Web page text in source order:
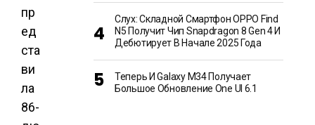
пр
ед
ста
ви
ла
86-
Слух: Складной Смартфон OPPO Find
N5 Получит Чип Snapdragon 8 Gen 4 И
Дебютирует В Начале 2025 Года
Теперь И Galaxy M34 Получает
Большое Обновление One UI 6.1